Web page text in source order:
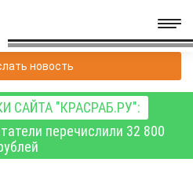
новость
САЙТА "КРАСРАБ.РУ":
перечислили 32 800